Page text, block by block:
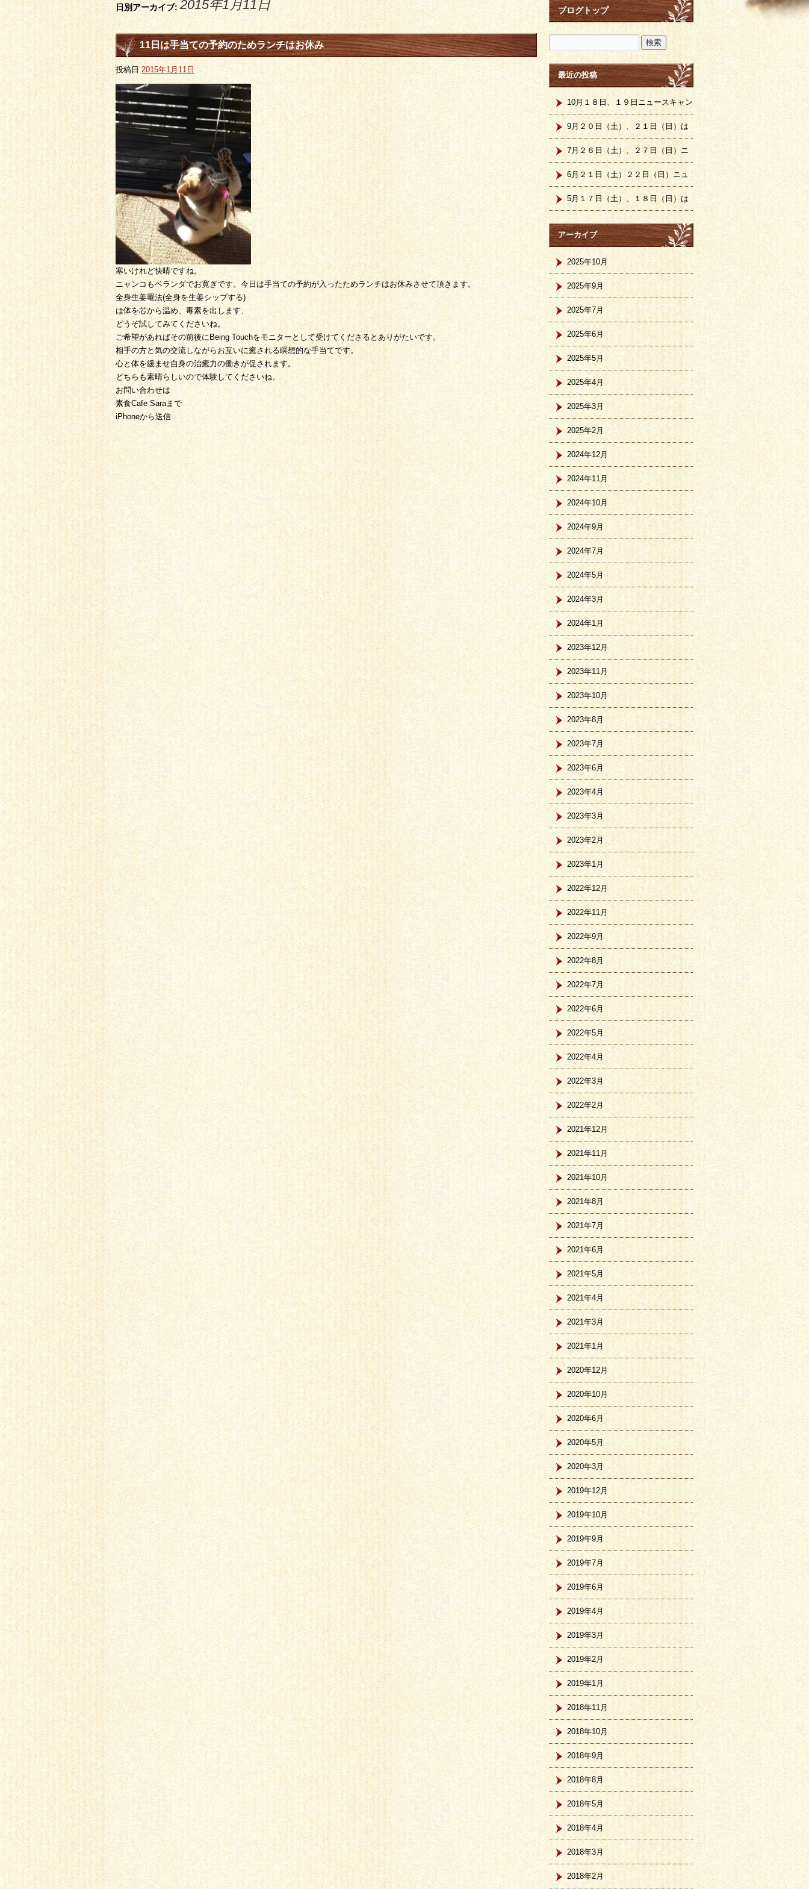
日別アーカイブ:2015年1月11日
11日は手当ての予約のためランチはお休み
投稿日 2015年1月11日
寒いけれど快晴ですね。
ニャンコもベランダでお寛ぎです。今日は手当ての予約が入ったためランチはお休みさせて頂きます。
全身生姜罨法(全身を生姜シップする)
は体を芯から温め、毒素を出します、
どうぞ試してみてくださいね。
ご希望があればその前後にBeing Touchをモニターとして受けてくださるとありがたいです。
相手の方と気の交流しながらお互いに癒される瞑想的な手当てです。
心と体を緩ませ自身の治癒力の働きが促されます。
どちらも素晴らしいので体験してくださいね。
お問い合わせは
素食Cafe Saraまで
iPhoneから送信
ブログトップ
最近の投稿
10月１８日、１９日ニュースキャン
計測日です。
9月２０日（土）、２１日（日）は
ニュースキャン計測会です。
7月２６日（土）、２７日（日）ニ
ュースキャン計測日です。
6月２１日（土）２２日（日）ニュ
ースキャン計測日です
5月１７日（土）、１８日（日）は
ニュースキャン計測日です。
アーカイブ
2025年10月
2025年9月
2025年7月
2025年6月
2025年5月
2025年4月
2025年3月
2025年2月
2024年12月
2024年11月
2024年10月
2024年9月
2024年7月
2024年5月
2024年3月
2024年1月
2023年12月
2023年11月
2023年10月
2023年8月
2023年7月
2023年6月
2023年4月
2023年3月
2023年2月
2023年1月
2022年12月
2022年11月
2022年9月
2022年8月
2022年7月
2022年6月
2022年5月
2022年4月
2022年3月
2022年2月
2021年12月
2021年11月
2021年10月
2021年8月
2021年7月
2021年6月
2021年5月
2021年4月
2021年3月
2021年1月
2020年12月
2020年10月
2020年6月
2020年5月
2020年3月
2019年12月
2019年10月
2019年9月
2019年7月
2019年6月
2019年4月
2019年3月
2019年2月
2019年1月
2018年11月
2018年10月
2018年9月
2018年8月
2018年5月
2018年4月
2018年3月
2018年2月